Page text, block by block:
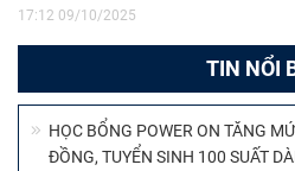
17:12 09/10/2025
TIN NỔI
HỌC BỔNG POWER ON TĂNG
ĐỒNG, TUYỂN SINH 100 SUẤT